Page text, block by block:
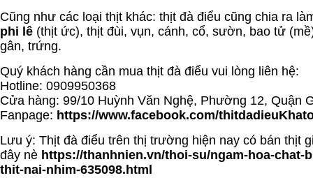
Cũng như các loại thịt khác: thịt đà điểu cũng chia ra
phi lê (thịt ức), thịt đùi, vụn, cánh, cổ, sườn, bao tử
gân, trứng.
Quý khách hàng cần mua thịt đà điểu vui lòng liên hệ:
Hotline: 0909950368
Cửa hàng: 99/10 Huỳnh Văn Nghệ, Phường 12, Quận
Fanpage: https://www.facebook.com/
Lưu ý: Thịt đà điểu trên thị trường hiện nay có bán thịt
đây nè https://thanhnien.vn/thoi-su/ngam-hoa-chat-
thit-nai-nhim-635098.html